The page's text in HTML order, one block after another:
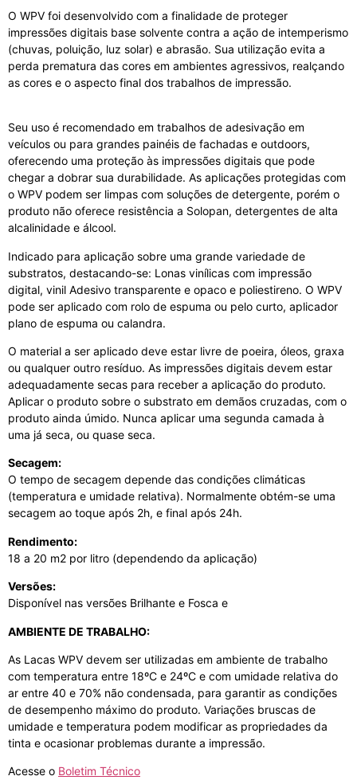
O WPV foi desenvolvido com a finalidade de proteger
impressões digitais base solvente contra a ação de intemperismo
(chuvas, poluição, luz solar) e abrasão. Sua utilização evita a
perda prematura das cores em ambientes agressivos, realçando
as cores e o aspecto final dos trabalhos de impressão.
Seu uso é recomendado em trabalhos de adesivação em
veículos ou para grandes painéis de fachadas e outdoors,
oferecendo uma proteção às impressões digitais que pode
chegar a dobrar sua durabilidade. As aplicações protegidas com
o WPV podem ser limpas com soluções de detergente, porém o
produto não oferece resistência a Solopan, detergentes de alta
alcalinidade e álcool.
Indicado para aplicação sobre uma grande variedade de
substratos, destacando-se: Lonas vinílicas com impressão
digital, vinil Adesivo transparente e opaco e poliestireno. O WPV
pode ser aplicado com rolo de espuma ou pelo curto, aplicador
plano de espuma ou calandra.
O material a ser aplicado deve estar livre de poeira, óleos, graxa
ou qualquer outro resíduo. As impressões digitais devem estar
adequadamente secas para receber a aplicação do produto.
Aplicar o produto sobre o substrato em demãos cruzadas, com o
produto ainda úmido. Nunca aplicar uma segunda camada à
uma já seca, ou quase seca.
Secagem:
O tempo de secagem depende das condições climáticas
(temperatura e umidade relativa). Normalmente obtém-se uma
secagem ao toque após 2h, e final após 24h.
Rendimento:
18 a 20 m2 por litro (dependendo da aplicação)
Versões:
Disponível nas versões Brilhante e Fosca e
AMBIENTE DE TRABALHO:
As Lacas WPV devem ser utilizadas em ambiente de trabalho
com temperatura entre 18ºC e 24ºC e com umidade relativa do
ar entre 40 e 70% não condensada, para garantir as condições
de desempenho máximo do produto. Variações bruscas de
umidade e temperatura podem modificar as propriedades da
tinta e ocasionar problemas durante a impressão.
Acesse o Boletim Técnico